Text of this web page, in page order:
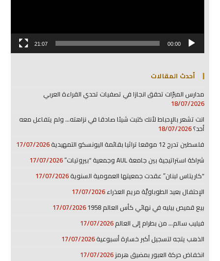
00:00
21:07
أحدث المقالات
مدارس المبرّات تحقق انجازا في تصفيات تحدي القراءة العربي
18/07/2026
انت تشعر بالإحباط لأنك كتبت شيئا صادقا في نزاهته… ولم يتفاعل معه
أحد؟18/07/2026
فلسطين تدرج 12 موقعا تراثيا بقائمة اليونسكو التمهيدية
17/07/2026
شراكة استراتيجية بين جامعة AUL وجمعية “بيروتيات”
17/07/2026
“كاريتاس لبنان” عقدت جمعيتها العمومية السنوية17/07/2026
الإحتفال بعيد الطوباويَّة مريم العذراء17/07/2026
بيع قميص بيليه في نهائي كأس العالم 1958
17/07/2026
فيليب سالم… من بطرام إلى العالم17/07/2026
الذهب يتجه لتسجيل أكبر خسارة أسبوعية17/07/2026
انخفاض حركة العبور بمضيق هرمز17/07/2026